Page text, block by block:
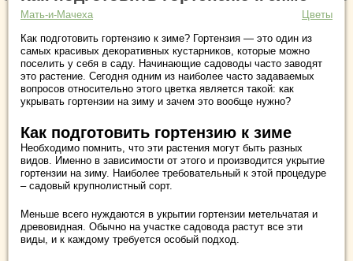
Мать-и-Мачеха
Цветы
Как подготовить гортензию к зиме? Гортензия — это один из
самых красивых декоративных кустарников, которые можно
поселить у себя в саду. Начинающие садоводы часто заводят
это растение. Сегодня одним из наиболее часто задаваемых
вопросов относительно этого цветка является такой: как
укрывать гортензии на зиму и зачем это вообще нужно?
Как подготовить гортензию к зиме
Необходимо помнить, что эти растения могут быть разных
видов. Именно в зависимости от этого и производится укрытие
гортензии на зиму. Наиболее требовательный к этой процедуре
– садовый крупнолистный сорт.
Меньше всего нуждаются в укрытии гортензии метельчатая и
древовидная. Обычно на участке садовода растут все эти
виды, и к каждому требуется особый подход.